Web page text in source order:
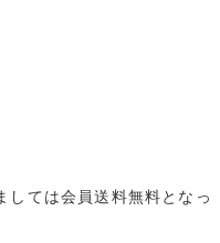
しては会員送料無料となっ